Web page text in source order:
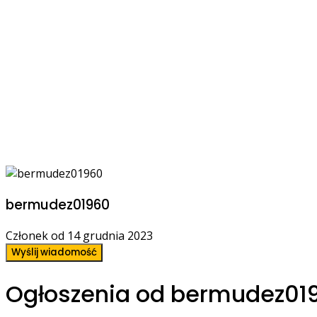
bermudez01960
Członek od 14 grudnia 2023
Wyślij wiadomość
Ogłoszenia od